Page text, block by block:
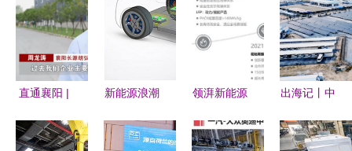
直通襄阳 |
添产业“含
新能源浪潮
新 亚太股
领湃新能源
池生产线投
出海记丨中
业，为全球